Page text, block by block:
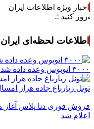
اخبار ویژه اطلاعات ایران
اطلاعات لحظه‌ای
۳۰۰۰ اتوبوس وعده داده شده هنوز وارد طرح اربعین نشده است
تونل زیارباغ جاده هراز
فروش فوری دنا پلاس آغاز
اعلام شد